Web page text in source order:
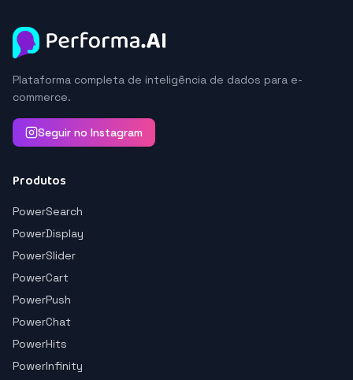
Plataforma completa de inteligência de dados para e-
commerce.
Seguir no Instagram
Produtos
PowerSearch
PowerDisplay
PowerSlider
PowerCart
PowerPush
PowerChat
PowerHits
PowerInfinity